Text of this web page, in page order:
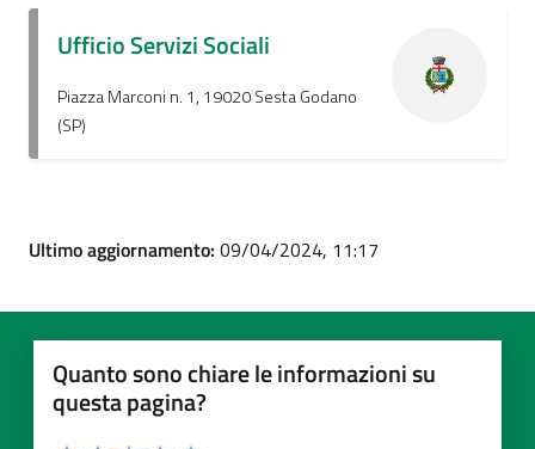
Ufficio Servizi Sociali
Piazza Marconi n. 1, 19020 Sesta Godano
(SP)
Ultimo aggiornamento: 09/04/2024, 11:17
Quanto sono chiare le informazioni su
questa pagina?